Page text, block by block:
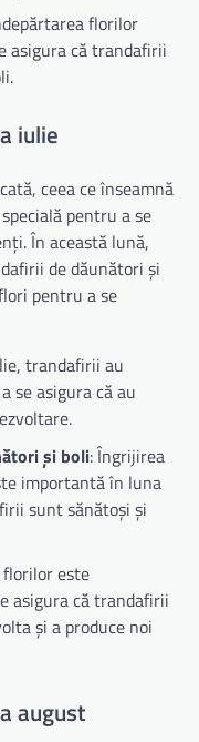
florilor
asigura că trandafirii
iulie
ceea ce înseamnă
pentru a se
În această lună,
de dăunători și
pentru a se
trandafirii au
se asigura că au
și boli: Îngrijirea
importantă în luna
sunt sănătoși și
florilor este
asigura că trandafirii
și a produce noi
august